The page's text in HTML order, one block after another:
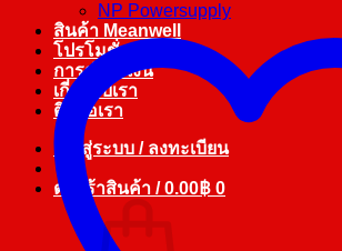
NP Powersupply
สินค้า Meanwell
โปรโมชั่น
การชำระเงิน
เกี่ยวกับเรา
ติดต่อเรา
เข้าสู่ระบบ / ลงทะเบียน
ตะกร้าสินค้า /0.00฿ 0